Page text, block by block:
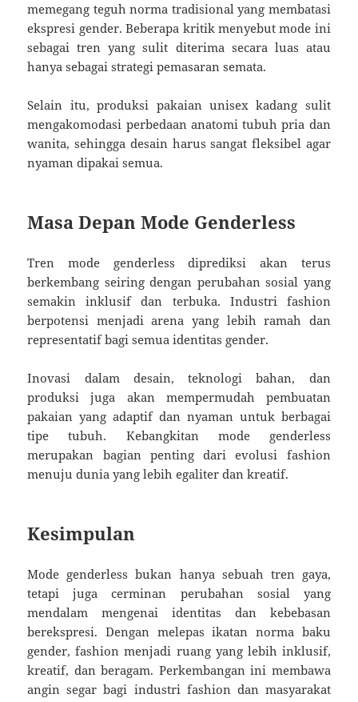
memegang teguh norma tradisional yang membatasi
ekspresi gender. Beberapa kritik menyebut mode ini
sebagai tren yang sulit diterima secara luas atau
hanya sebagai strategi pemasaran semata.
Selain itu, produksi pakaian unisex kadang sulit
mengakomodasi perbedaan anatomi tubuh pria dan
wanita, sehingga desain harus sangat fleksibel agar
nyaman dipakai semua.
Masa Depan Mode Genderless
Tren mode genderless diprediksi akan terus
berkembang seiring dengan perubahan sosial yang
semakin inklusif dan terbuka. Industri fashion
berpotensi menjadi arena yang lebih ramah dan
representatif bagi semua identitas gender.
Inovasi dalam desain, teknologi bahan, dan
produksi juga akan mempermudah pembuatan
pakaian yang adaptif dan nyaman untuk berbagai
tipe tubuh. Kebangkitan mode genderless
merupakan bagian penting dari evolusi fashion
menuju dunia yang lebih egaliter dan kreatif.
Kesimpulan
Mode genderless bukan hanya sebuah tren gaya,
tetapi juga cerminan perubahan sosial yang
mendalam mengenai identitas dan kebebasan
berekspresi. Dengan melepas ikatan norma baku
gender, fashion menjadi ruang yang lebih inklusif,
kreatif, dan beragam. Perkembangan ini membawa
angin segar bagi industri fashion dan masyarakat